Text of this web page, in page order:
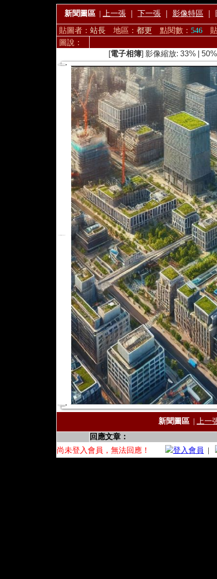
新聞圖區 | 上一張 下一張 影像特區
貼圖者： 站長 地區： 都更 點閱數： 546
圖說：
[電子相簿] 影像縮放: 33% 50%
新聞圖區 |
上一
回應文章：
尚未登入會員，無法回應！
登入會員 |